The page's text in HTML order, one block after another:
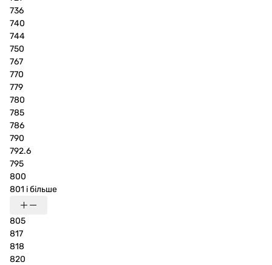
736
740
744
750
767
770
779
780
785
786
790
792.6
795
800
801 і більше
805
817
818
820